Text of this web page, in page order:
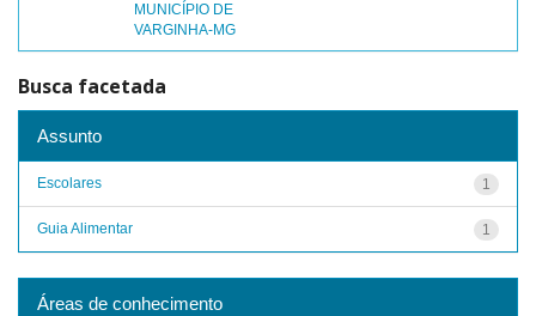
MUNICÍPIO DE
VARGINHA-MG
Busca facetada
Assunto
1
Escolares
1
Guia Alimentar
Áreas de conhecimento